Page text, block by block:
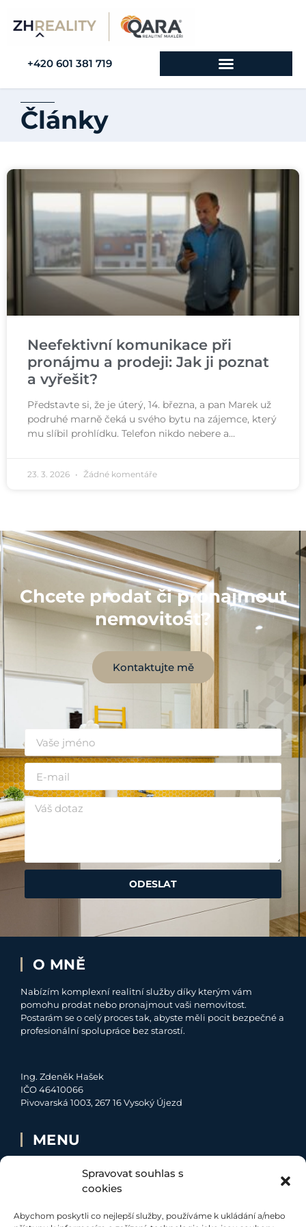
Spravovat souhlas s
cookies
Abychom poskytli co nejlepší služby, používáme k ukládání a/nebo
+420 601 381 719
Články
Neefektivní komunikace při
pronájmu a prodeji: Jak ji poznat
a vyřešit?
Představte si, že je úterý, 14. března, a pan Marek už
podruhé marně čeká u svého bytu na zájemce, který
mu slíbil prohlídku. Telefon nikdo nebere a…
23. 3. 2026 Žádné komentáře
Chcete prodat či pronajmout
nemovitost?
Kontaktujte mě
ODESLAT
O MNĚ
Nabízím komplexní realitní služby díky kterým vám
pomohu prodat nebo pronajmout vaši nemovitost.
Postarám se o celý proces tak, abyste měli pocit bezpečné a
profesionální spolupráce bez starostí.
Ing. Zdeněk Hašek
IČO 46410066
Pivovarská 1003, 267 16 Vysoký Újezd
MENU